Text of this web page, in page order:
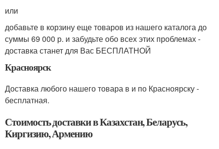
или
добавьте в корзину еще товаров из нашего каталога до
суммы 69 000 р. и забудьте обо всех этих проблемах -
доставка станет для Вас БЕСПЛАТНОЙ
Красноярск
Доставка любого нашего товара в и по Красноярску -
бесплатная.
Стоимость доставки в Казахстан, Беларусь,
Киргизию, Армению